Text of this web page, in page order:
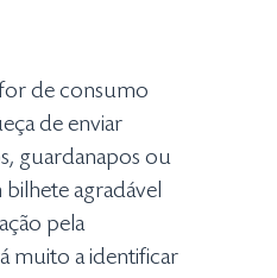
de consumo
de enviar
guardanapos ou
bilhete agradável
pela
muito a identificar